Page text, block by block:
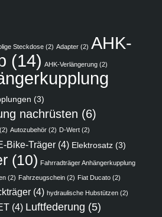
Steckdose (2) Adapter (2) AHK-
(14) AHK-Verlängerung (2)
(3)
nachrüsten (6)
(2) Autozubehör (2) D-Wert (2)
Bike-Träger (4) Elektrosatz (3)
(10) Fahrradträger Anhängerkupplung
(2) Fahrzeugschein (2) Fiat Ducato (2)
(4) hydraulische Hubstützen (2)
(4) Luftfederung (5)